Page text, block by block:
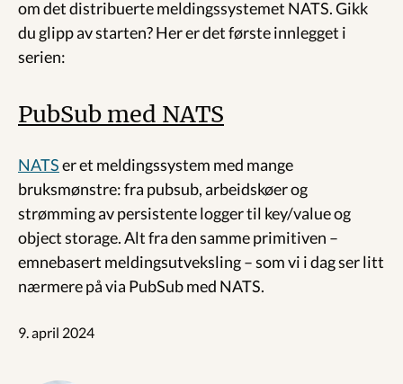
om det distribuerte meldingssystemet NATS. Gikk
du glipp av starten? Her er det første innlegget i
serien:
PubSub med NATS
NATSer et meldingssystem med mange
bruksmønstre: fra pubsub, arbeidskøer og
strømming av persistente logger til key/value og
object storage. Alt fra den samme primitiven –
emnebasert meldingsutveksling – som vi i dag ser litt
nærmere på via PubSub med NATS.
9. april 2024